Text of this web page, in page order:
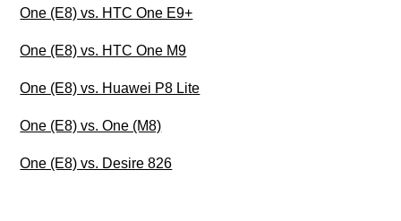
One (E8) vs. HTC One E9+
One (E8) vs. HTC One M9
One (E8) vs. Huawei P8 Lite
One (E8) vs. One (M8)
One (E8) vs. Desire 826